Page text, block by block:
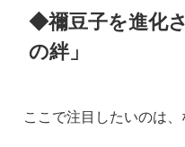
◆禰豆子を進化
の絆」
ここで注目したいのは、